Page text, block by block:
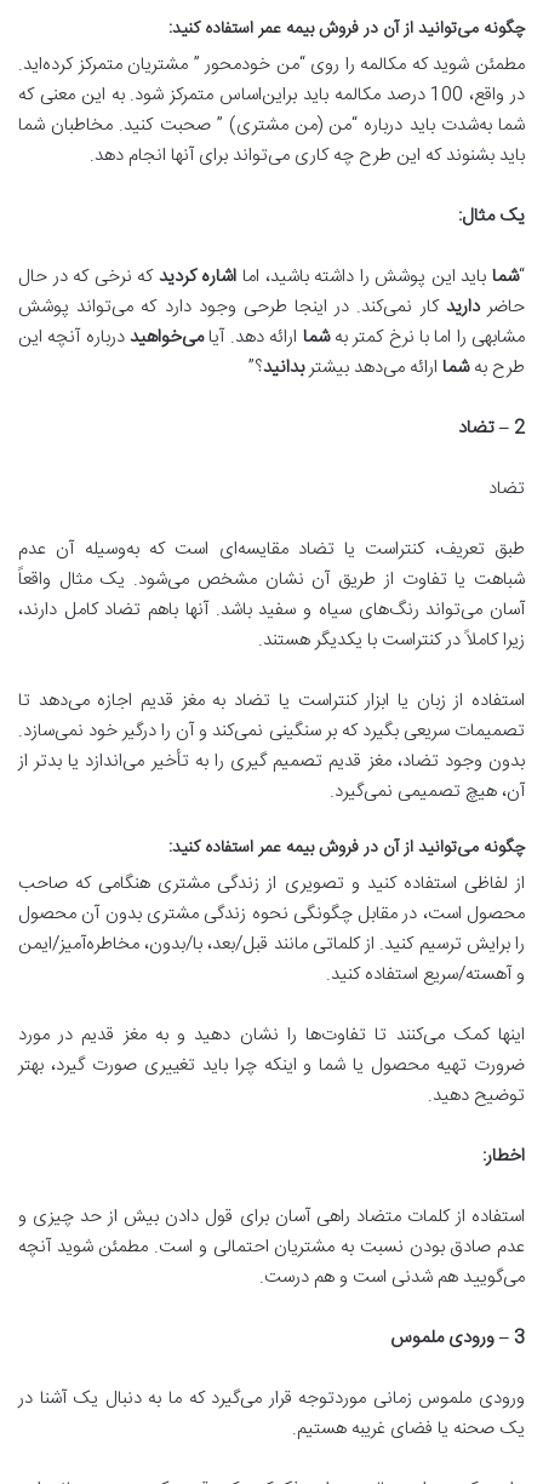
چگونه میتوانید از آن در فروش بیمه عمر استفاده کنید:
مطمئن شوید که مکالمه را روی “من خودمحور ” مشتریان متمرکز کرده‌اید.
در واقع، 100 درصد مکالمه باید براین‌اساس متمرکز شود. به این معنی که
شما به‌شدت باید درباره “من (من مشتری) ” صحبت کنید. مخاطبان شما
باید بشنوند که این طرح چه کاری می‌تواند برای آنها انجام دهد.
یک مثال:
“شماباید این پوشش را داشته باشید، اما اشاره کردیدکه نرخی که در حال
حاضردارید کار نمی‌کند. در اینجا طرحی وجود دارد که می‌تواند پوشش
مشابهی را اما با نرخ کمتر بهشما ارائه دهد. آیامیخواهیددرباره آنچه این
طرح بهشما ارائه می‌دهد بیشتربدانید؟”
2 –
تضاد
تضاد
طبق تعریف، کنتراست یا تضاد مقایسه‌ای است که به‌وسیله آن عدم
شباهت یا تفاوت از طریق آن نشان مشخص می‌شود. یک مثال واقعاً
آسان می‌تواند رنگ‌های سیاه و سفید باشد. آنها باهم تضاد کامل دارند،
زیرا کاملاً در کنتراست با یکدیگر هستند.
استفاده از زبان یا ابزار کنتراست یا تضاد به مغز قدیم اجازه می‌دهد تا
تصمیمات سریعی بگیرد که بر سنگینی نمی‌کند و آن را درگیر خود نمی‌سازد.
بدون وجود تضاد، مغز قدیم تصمیم گیری را به تأخیر می‌اندازد یا بدتر از
آن، هیچ تصمیمی نمی‌گیرد.
چگونه میتوانید از آن در فروش بیمه عمر استفاده کنید:
از لفاظی استفاده کنید و تصویری از زندگی مشتری هنگامی که صاحب
محصول است، در مقابل چگونگی نحوه زندگی مشتری بدون آن محصول
را برایش ترسیم کنید. از کلماتی مانند قبل/بعد، با/بدون، مخاطره‌آمیز/ایمن
و آهسته/سریع استفاده کنید.
اینها کمک می‌کنند تا تفاوت‌ها را نشان دهید و به مغز قدیم در مورد
ضرورت تهیه محصول یا شما و اینکه چرا باید تغییری صورت گیرد، بهتر
توضیح دهید.
اخطار:
استفاده از کلمات متضاد راهی آسان برای قول دادن بیش از حد چیزی و
عدم صادق بودن نسبت به مشتریان احتمالی و است. مطمئن شوید آنچه
می‌گویید هم شدنی است و هم درست.
3 –
ورودی ملموس
ورودی ملموس زمانی موردتوجه قرار می‌گیرد که ما به دنبال یک آشنا در
یک صحنه یا فضای غریبه هستیم.